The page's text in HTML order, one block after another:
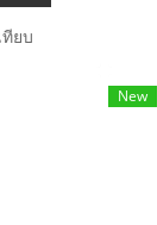
ทียบ
New